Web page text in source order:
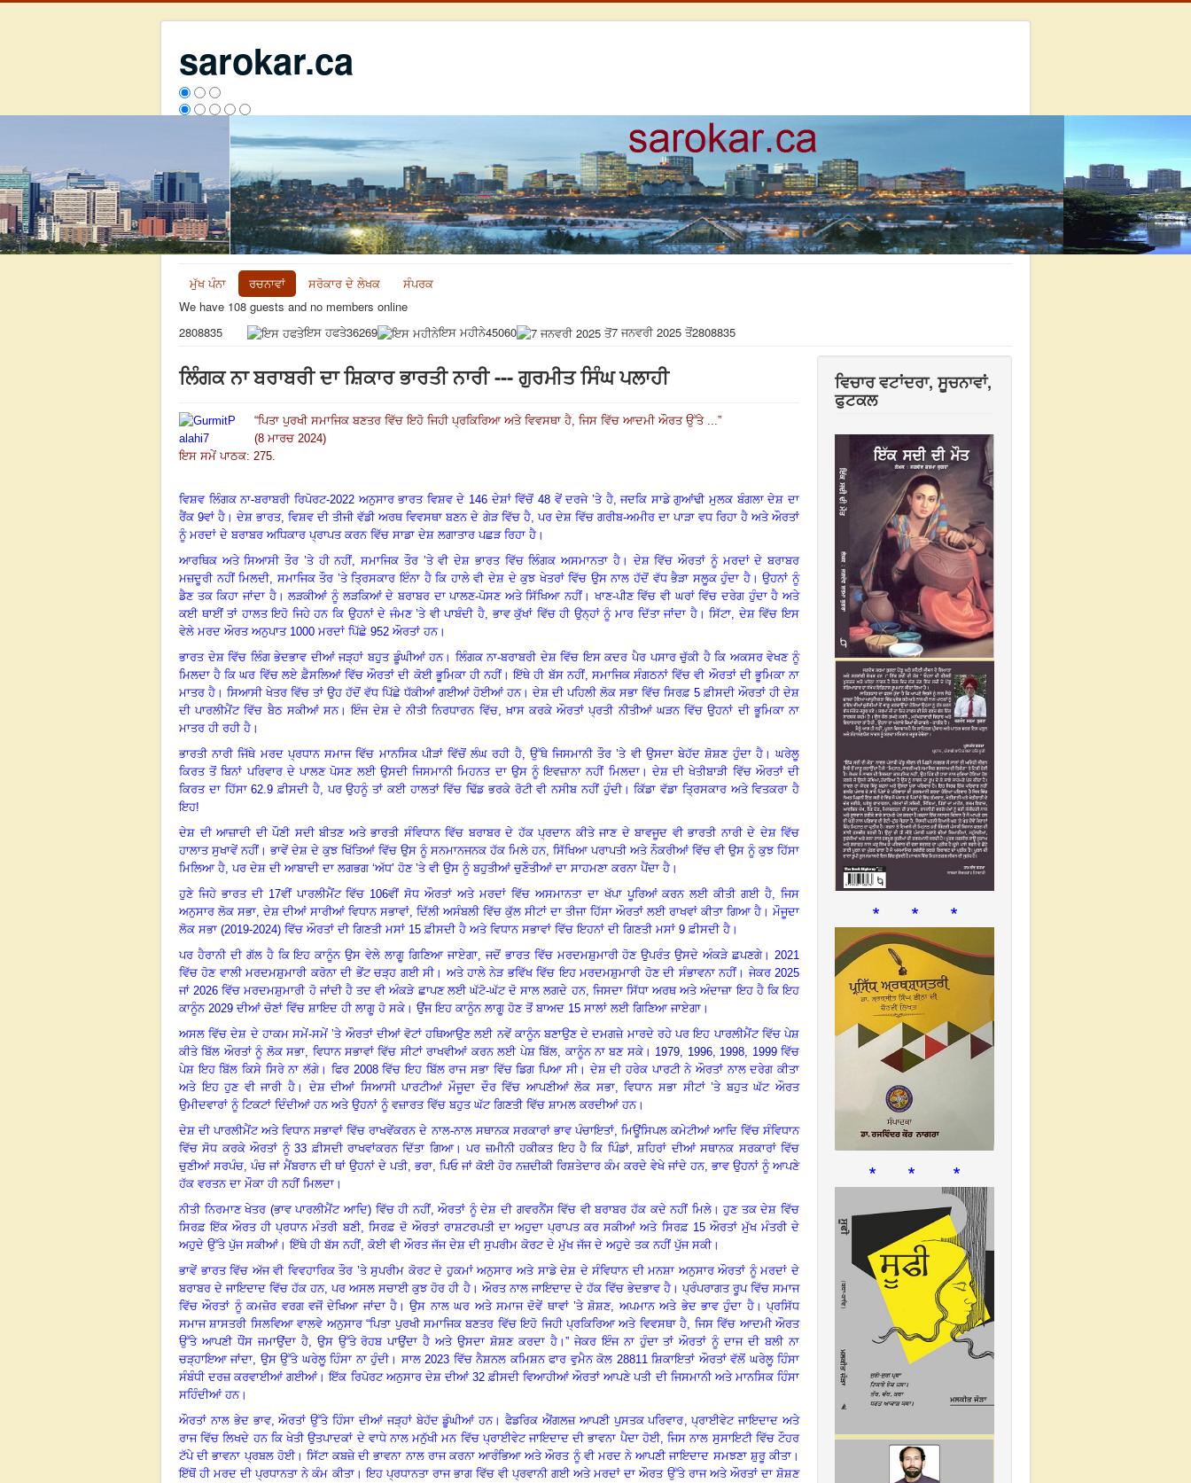
sarokar.ca
ਮੁੱਖ ਪੰਨਾ ਰਚਨਾਵਾਂ ਸਰੋਕਾਰ ਦੇ ਲੇਖਕ
ਸੰਪਰਕ
We have 108 guests and no members online
2808835
ਇਸ ਹਫਤੇ36269 ਇਸ ਮਹੀਨੇ45060 7 ਜਨਵਰੀ 2025 ਤੋਂ2808835
ਲਿੰਗਕ ਨਾ ਬਰਾਬਰੀ ਦਾ ਸ਼ਿਕਾਰ ਭਾਰਤੀ ਨਾਰੀ --- ਗੁਰਮੀਤ ਸਿੰਘ ਪਲਾਹੀ
“ਪਿਤਾ ਪੁਰਖੀ ਸਮਾਜਿਕ ਬਣਤਰ ਵਿੱਚ ਇਹੋ ਜਿਹੀ ਪ੍ਰਕਿਰਿਆ ਅਤੇ ਵਿਵਸਥਾ ਹੈ ਜਿਸ ਵਿੱਚ ਆਦਮੀ ਔਰਤ ਉੱਤੇ ... ”
(8 ਮਾਰਚ 2024)
ਇਸ ਸਮੇਂ ਪਾਠਕ: 275
ਵਿਸ਼ਵ ਲਿੰਗਕ ਨਾ-ਬਰਾਬਰੀ ਰਿਪੋਰਟ-2022 ਅਨੁਸਾਰ ਭਾਰਤ ਵਿਸ਼ਵ ਦੇ 146 ਦੇਸ਼ਾਂ ਵਿੱਚੋਂ 48 ਵੇਂ ਦਰਜੇ ’ਤੇ ਹੈ,ਜਦਕਿ ਸਾਡੇ ਗੁਆਂਢੀ ਮੁਲਕ ਬੰਗਲਾ ਦੇਸ਼ ਦਾ
ਰੈਂਕ 9ਵਾਂ ਹੈ ।ਦੇਸ਼ ਭਾਰਤ,ਵਿਸ਼ਵ ਦੀ ਤੀਜੀ ਵੱਡੀ ਅਰਥ ਵਿਵਸਥਾ ਬਣਨ ਦੇ ਗੇੜ ਵਿੱਚ ਹੈ, ਪਰ ਦੇਸ਼ ਵਿੱਚ ਗਰੀਬ-ਅਮੀਰ ਦਾ ਪਾੜਾ ਵਧ ਰਿਹਾ ਹੈ ਅਤੇ ਔਰਤਾਂ
ਨੂੰ ਮਰਦਾਂ ਦੇ ਬਰਾਬਰ ਅਧਿਕਾਰ ਪ੍ਰਾਪਤ ਕਰਨ ਵਿੱਚ ਸਾਡਾ ਦੇਸ਼ ਲਗਾਤਾਰ ਪਛੜ ਰਿਹਾ ਹੈ ।
ਆਰਥਿਕ ਅਤੇ ਸਿਆਸੀ ਤੌਰ ’ਤੇ ਹੀ ਨਹੀਂ,ਸਮਾਜਿਕ ਤੌਰ ’ਤੇ ਵੀ ਦੇਸ਼ ਭਾਰਤ ਵਿੱਚ ਲਿੰਗਕ ਅਸਮਾਨਤਾ ਹੈ। ਦੇਸ਼ ਵਿੱਚ ਔਰਤਾਂ ਨੂੰ ਮਰਦਾਂ ਦੇ ਬਰਾਬਰ
ਮਜ਼ਦੂਰੀ ਨਹੀਂ ਮਿਲਦੀ, ਸਮਾਜਿਕ ਤੌਰ ’ਤੇ ਤ੍ਰਿਸਕਾਰ ਇੰਨਾ ਹੈ ਕਿ ਹਾਲੇ ਵੀ ਦੇਸ਼ ਦੇ ਕੁਝ ਖੇਤਰਾਂ ਵਿੱਚ ਉਸ ਨਾਲ ਹੱਦੋਂ ਵੱਧ ਭੈੜਾ ਸਲੂਕ ਹੁੰਦਾ ਹੈ। ਉਹਨਾਂ ਨੂੰ
ਡੈਣ ਤਕ ਕਿਹਾ ਜਾਂਦਾ ਹੈ।ਲੜਕੀਆਂ ਨੂੰ ਲੜਕਿਆਂ ਦੇ ਬਰਾਬਰ ਦਾ ਪਾਲਣ-ਪੋਸਣ ਅਤੇ ਸਿੱਖਿਆ ਨਹੀਂ। ਖਾਣ-ਪੀਣ ਵਿੱਚ ਵੀ ਘਰਾਂ ਵਿੱਚ ਦਰੇਗ ਹੁੰਦਾ ਹੈ ਅਤੇ
ਕਈ ਥਾਈਂ ਤਾਂ ਹਾਲਤ ਇਹੋ ਜਿਹੇ ਹਨ ਕਿ ਉਹਨਾਂ ਦੇ ਜੰਮਣ ’ਤੇ ਵੀ ਪਾਬੰਦੀ ਹੈ ਭਾਵ ਕੁੱਖਾਂ ਵਿੱਚ ਹੀ ਉਨ੍ਹਾਂ ਨੂੰ ਮਾਰ ਦਿੱਤਾ ਜਾਂਦਾ ਹੈ।ਸਿੱਟਾ, ਦੇਸ਼ ਵਿੱਚ ਇਸ
ਵੇਲੇ ਮਰਦ ਔਰਤ ਅਨੁਪਾਤ 1000 ਮਰਦਾਂ ਪਿੱਛੇ 952 ਔਰਤਾਂ ਹਨ।
ਭਾਰਤ ਦੇਸ਼ ਵਿੱਚ ਲਿੰਗ ਭੇਦਭਾਵ ਦੀਆਂ ਜੜ੍ਹਾਂ ਬਹੁਤ ਡੂੰਘੀਆਂ ਹਨ। ਲਿੰਗਕ ਨਾ-ਬਰਾਬਰੀ ਦੇਸ਼ ਵਿੱਚ ਇਸ ਕਦਰ ਪੈਰ ਪਸਾਰ ਚੁੱਕੀ ਹੈ ਕਿ ਅਕਸਰ ਵੇਖਣ ਨੂੰ
ਮਿਲਦਾ ਹੈ ਕਿ ਘਰ ਵਿੱਚ ਲਏ ਫ਼ੈਸਲਿਆਂ ਵਿੱਚ ਔਰਤਾਂ ਦੀ ਕੋਈ ਭੂਮਿਕਾ ਹੀ ਨਹੀਂ। ਇੱਥੇ ਹੀ ਬੱਸ ਨਹੀਂ, ਸਮਾਜਿਕ ਸੰਗਠਨਾਂ ਵਿੱਚ ਵੀ ਔਰਤਾਂ ਦੀ ਭੂਮਿਕਾ ਨਾ
ਮਾਤਰ ਹੈ । ਸਿਆਸੀ ਖੇਤਰ ਵਿੱਚ ਤਾਂ ਉਹ ਹੱਦੋਂ ਵੱਧ ਪਿੱਛੇ ਧੱਕੀਆਂ ਗਈਆਂ ਹੋਈਆਂ ਹਨ। ਦੇਸ਼ ਦੀ ਪਹਿਲੀ ਲੋਕ ਸਭਾ ਵਿੱਚ ਸਿਰਫ਼ 5 ਫ਼ੀਸਦੀ ਔਰਤਾਂ ਹੀ ਦੇਸ਼
ਦੀ ਪਾਰਲੀਮੈਂਟ ਵਿੱਚ ਬੈਠ ਸਕੀਆਂ ਸਨ।ਇੰਜ ਦੇਸ਼ ਦੇ ਨੀਤੀ ਨਿਰਧਾਰਨ ਵਿੱਚ, ਖ਼ਾਸ ਕਰਕੇ ਔਰਤਾਂ ਪ੍ਰਤੀ ਨੀਤੀਆਂ ਘੜਨ ਵਿੱਚ ਉਹਨਾਂ ਦੀ ਭੂਮਿਕਾ ਨਾ
ਮਾਤਰ ਹੀ ਰਹੀ ਹੈ ।
ਭਾਰਤੀ ਨਾਰੀ ਜਿੱਥੇ ਮਰਦ ਪ੍ਰਧਾਨ ਸਮਾਜ ਵਿੱਚ ਮਾਨਸਿਕ ਪੀੜਾਂ ਵਿੱਚੋਂ ਲੰਘ ਰਹੀ ਹੈ, ਉੱਥੇ ਜਿਸਮਾਨੀ ਤੌਰ ’ਤੇ ਵੀ ਉਸਦਾ ਬੇਹੱਦ ਸ਼ੋਸ਼ਣ ਹੁੰਦਾ ਹੈ।ਘਰੇਲੂ
ਕਿਰਤ ਤੋਂ ਬਿਨਾਂ ਪਰਿਵਾਰ ਦੇ ਪਾਲਣ ਪੋਸਣ ਲਈ ਉਸਦੀ ਜਿਸਮਾਨੀ ਮਿਹਨਤ ਦਾ ਉਸ ਨੂੰ ਇਵਜ਼ਾਨਾ ਨਹੀਂ ਮਿਲਦਾ। ਦੇਸ਼ ਦੀ ਖੇਤੀਬਾੜੀ ਵਿੱਚ ਔਰਤਾਂ ਦੀ
ਕਿਰਤ ਦਾ ਹਿੱਸਾ 62.9 ਫ਼ੀਸਦੀ ਹੈ, ਪਰ ਉਹਨੂੰ ਤਾਂ ਕਈ ਹਾਲਤਾਂ ਵਿੱਚ ਢਿੱਡ ਭਰਕੇ ਰੋਟੀ ਵੀ ਨਸੀਬ ਨਹੀਂ ਹੁੰਦੀ।ਕਿੱਡਾ ਵੱਡਾ ਤ੍ਰਿਸਕਾਰ ਅਤੇ ਵਿਤਕਰਾ ਹੈ
ਇਹ!
ਦੇਸ਼ ਦੀ ਆਜ਼ਾਦੀ ਦੀ ਪੌਣੀ ਸਦੀ ਬੀਤਣ ਅਤੇ ਭਾਰਤੀ ਸੰਵਿਧਾਨ ਵਿੱਚ ਬਰਾਬਰ ਦੇ ਹੱਕ ਪ੍ਰਦਾਨ ਕੀਤੇ ਜਾਣ ਦੇ ਬਾਵਜੂਦ ਵੀ ਭਾਰਤੀ ਨਾਰੀ ਦੇ ਦੇਸ਼ ਵਿੱਚ
ਹਾਲਾਤ ਸੁਖਾਵੇਂ ਨਹੀਂ। ਭਾਵੇਂ ਦੇਸ਼ ਦੇ ਕੁਝ ਖਿੱਤਿਆਂ ਵਿੱਚ ਉਸ ਨੂੰ ਸਨਮਾਨਜਨਕ ਹੱਕ ਮਿਲੇ ਹਨ, ਸਿੱਖਿਆ ਪਰਾਪਤੀ ਅਤੇ ਨੌਕਰੀਆਂ ਵਿੱਚ ਵੀ ਉਸ ਨੂੰ ਕੁਝ ਹਿੱਸਾ
ਮਿਲਿਆ ਹੈ ਪਰ ਦੇਸ਼ ਦੀ ਆਬਾਦੀ ਦਾ ਲਗਭਗ ‘ਅੱਧ’ ਹੋਣ ’ਤੇ ਵੀ ਉਸ ਨੂੰ ਬਹੁਤੀਆਂ ਚੁਣੌਤੀਆਂ ਦਾ ਸਾਹਮਣਾ ਕਰਨਾ ਪੈਂਦਾ ਹੈ ।
ਹੁਣੇ ਜਿਹੇ ਭਾਰਤ ਦੀ 17ਵੀਂ ਪਾਰਲੀਮੈਂਟ ਵਿੱਚ 106ਵੀਂ ਸੋਧ ਔਰਤਾਂ ਅਤੇ ਮਰਦਾਂ ਵਿੱਚ ਅਸਮਾਨਤਾ ਦਾ ਖੱਪਾ ਪੂਰਿਆਂ ਕਰਨ ਲਈ ਕੀਤੀ ਗਈ ਹੈ ,ਜਿਸ
ਅਨੁਸਾਰ ਲੋਕ ਸਭਾ ਦੇਸ਼ ਦੀਆਂ ਸਾਰੀਆਂ ਵਿਧਾਨ ਸਭਾਵਾਂ ਦਿੱਲੀ ਅਸੰਬਲੀ ਵਿੱਚ ਕੁੱਲ ਸੀਟਾਂ ਦਾ ਤੀਜਾ ਹਿੱਸਾ ਔਰਤਾਂ ਲਈ ਰਾਖਵਾਂ ਕੀਤਾ ਗਿਆ ਹੈ । ਮੌਜੂਦਾ
ਲੋਕ ਸਭਾ (2019-2024) ਵਿੱਚ ਔਰਤਾਂ ਦੀ ਗਿਣਤੀ ਮਸਾਂ 15 ਫ਼ੀਸਦੀ ਹੈ ਅਤੇ ਵਿਧਾਨ ਸਭਾਵਾਂ ਵਿੱਚ ਇਹਨਾਂ ਦੀ ਗਿਣਤੀ ਮਸਾਂ 9 ਫ਼ੀਸਦੀ ਹੈ ।
ਪਰ ਹੈਰਾਨੀ ਦੀ ਗੱਲ ਹੈ ਕਿ ਇਹ ਕਾਨੂੰਨ ਉਸ ਵੇਲੇ ਲਾਗੂ ਗਿਣਿਆ ਜਾਏਗਾ, ਜਦੋਂ ਭਾਰਤ ਵਿੱਚ ਮਰਦਮਸ਼ੁਮਾਰੀ ਹੋਣ ਉਪਰੰਤ ਉਸਦੇ ਅੰਕੜੇ ਛਪਣਗੇ। 2021
ਵਿੱਚ ਹੋਣ ਵਾਲੀ ਮਰਦਮਸ਼ੁਮਾਰੀ ਕਰੋਨਾ ਦੀ ਭੇਂਟ ਚੜ੍ਹ ਗਈ ਸੀ। ਅਤੇ ਹਾਲੇ ਨੇੜ ਭਵਿੱਖ ਵਿੱਚ ਇਹ ਮਰਦਮਸ਼ੁਮਾਰੀ ਹੋਣ ਦੀ ਸੰਭਾਵਨਾ ਨਹੀਂ। ਜੇਕਰ 2025
ਜਾਂ 2026 ਵਿੱਚ ਮਰਦਮਸ਼ੁਮਾਰੀ ਹੋ ਜਾਂਦੀ ਹੈ ਤਦ ਵੀ ਅੰਕੜੇ ਛਾਪਣ ਲਈ ਘੱਟੋ-ਘੱਟ ਦੋ ਸਾਲ ਲਗਦੇ ਹਨ, ਜਿਸਦਾ ਸਿੱਧਾ ਅਰਥ ਅਤੇ ਅੰਦਾਜ਼ਾ ਇਹ ਹੈ ਕਿ ਇਹ
ਕਾਨੂੰਨ 2029 ਦੀਆਂ ਚੋਣਾਂ ਵਿੱਚ ਸ਼ਾਇਦ ਹੀ ਲਾਗੂ ਹੋ ਸਕੇ । ਉਂਜ ਇਹ ਕਾਨੂੰਨ ਲਾਗੂ ਹੋਣ ਤੋਂ ਬਾਅਦ 15 ਸਾਲਾਂ ਲਈ ਗਿਣਿਆ ਜਾਏਗਾ ।
ਅਸਲ ਵਿੱਚ ਦੇਸ਼ ਦੇ ਹਾਕਮ ਸਮੇਂ-ਸਮੇਂ ’ਤੇ ਔਰਤਾਂ ਦੀਆਂ ਵੋਟਾਂ ਹਥਿਆਉਣ ਲਈ ਨਵੇਂ ਕਾਨੂੰਨ ਬਣਾਉਣ ਦੇ ਦਮਗਜ਼ੇ ਮਾਰਦੇ ਰਹੇ ਪਰ ਇਹ ਪਾਰਲੀਮੈਂਟ ਵਿੱਚ ਪੇਸ਼
ਕੀਤੇ ਬਿੱਲ ਔਰਤਾਂ ਨੂੰ ਲੋਕ ਸਭਾ ਵਿਧਾਨ ਸਭਾਵਾਂ ਵਿੱਚ ਸੀਟਾਂ ਰਾਖਵੀਆਂ ਕਰਨ ਲਈ ਪੇਸ਼ ਬਿੱਲ ਕਾਨੂੰਨ ਨਾ ਬਣ ਸਕੇ। 1979 1996, 1998
1999 ਵਿੱਚ
ਪੇਸ਼ ਇਹ ਬਿੱਲ ਕਿਸੇ ਸਿਰੇ ਨਾ ਲੱਗੇ। ਫਿਰ 2008 ਵਿੱਚ ਇਹ ਬਿੱਲ ਰਾਜ ਸਭਾ ਵਿੱਚ ਡਿਗ ਪਿਆ ਸੀ। ਦੇਸ਼ ਦੀ ਹਰੇਕ ਪਾਰਟੀ ਨੇ ਔਰਤਾਂ ਨਾਲ ਦਰੇਗ ਕੀਤਾ
ਅਤੇ ਇਹ ਹੁਣ ਵੀ ਜਾਰੀ ਹੈ। ਦੇਸ਼ ਦੀਆਂ ਸਿਆਸੀ ਪਾਰਟੀਆਂ ਮੌਜੂਦਾ ਦੌਰ ਵਿੱਚ ਆਪਣੀਆਂ ਲੋਕ ਸਭਾ,ਵਿਧਾਨ ਸਭਾ ਸੀਟਾਂ ’ਤੇ ਬਹੁਤ ਘੱਟ ਔਰਤ
ਉਮੀਦਵਾਰਾਂ ਨੂੰ ਟਿਕਟਾਂ ਦਿੰਦੀਆਂ ਹਨ ਅਤੇ ਉਹਨਾਂ ਨੂੰ ਵਜ਼ਾਰਤ ਵਿੱਚ ਬਹੁਤ ਘੱਟ ਗਿਣਤੀ ਵਿੱਚ ਸ਼ਾਮਲ ਕਰਦੀਆਂ ਹਨ।
ਦੇਸ਼ ਦੀ ਪਾਰਲੀਮੈਂਟ ਅਤੇ ਵਿਧਾਨ ਸਭਾਵਾਂ ਵਿੱਚ ਰਾਖਵੇਂਕਰਨ ਦੇ ਨਾਲ-ਨਾਲ ਸਥਾਨਕ ਸਰਕਾਰਾਂ ਭਾਵ ਪੰਚਾਇਤਾਂ, ਮਿਊਂਸਿਪਲ ਕਮੇਟੀਆਂ ਆਦਿ ਵਿੱਚ ਸੰਵਿਧਾਨ
ਵਿੱਚ ਸੋਧ ਕਰਕੇ ਔਰਤਾਂ ਨੂੰ 33 ਫ਼ੀਸਦੀ ਰਾਖਵਾਂਕਰਨ ਦਿੱਤਾ ਗਿਆ।ਪਰ ਜ਼ਮੀਨੀ ਹਕੀਕਤ ਇਹ ਹੈ ਕਿ ਪਿੰਡਾਂ,ਸ਼ਹਿਰਾਂ ਦੀਆਂ ਸਥਾਨਕ ਸਰਕਾਰਾਂ ਵਿੱਚ
ਚੁਣੀਆਂ ਸਰਪੰਚ ਪੰਚ ਜਾਂ ਮੈਂਬਰਾਨ ਦੀ ਥਾਂ ਉਹਨਾਂ ਦੇ ਪਤੀ, ਭਰਾ ਪਿਓ ਜਾਂ ਕੋਈ ਹੋਰ ਨਜ਼ਦੀਕੀ ਰਿਸ਼ਤੇਦਾਰ ਕੰਮ ਕਰਦੇ ਵੇਖੇ ਜਾਂਦੇ ਹਨ, ਭਾਵ ਉਹਨਾਂ ਨੂੰ ਆਪਣੇ
ਹੱਕ ਵਰਤਨ ਦਾ ਮੌਕਾ ਹੀ ਨਹੀਂ ਮਿਲਦਾ ।
ਨੀਤੀ ਨਿਰਮਾਣ ਖੇਤਰ (ਭਾਵ ਪਾਰਲੀਮੈਂਟ ਆਦਿ) ਵਿੱਚ ਹੀ ਨਹੀਂ,ਔਰਤਾਂ ਨੂੰ ਦੇਸ਼ ਦੀ ਗਵਰਨੈਂਸ ਵਿੱਚ ਵੀ ਬਰਾਬਰ ਹੱਕ ਕਦੇ ਨਹੀਂ ਮਿਲੇ।ਹੁਣ ਤਕ ਦੇਸ਼ ਵਿੱਚ
ਸਿਰਫ਼ ਇੱਕ ਔਰਤ ਹੀ ਪ੍ਰਧਾਨ ਮੰਤਰੀ ਬਣੀ, ਸਿਰਫ਼ ਦੋ ਔਰਤਾਂ ਰਾਸ਼ਟਰਪਤੀ ਦਾ ਅਹੁਦਾ ਪ੍ਰਾਪਤ ਕਰ ਸਕੀਆਂ ਅਤੇ ਸਿਰਫ਼ 15 ਔਰਤਾਂ ਮੁੱਖ ਮੰਤਰੀ ਦੇ
ਅਹੁਦੇ ਉੱਤੇ ਪੁੱਜ ਸਕੀਆਂ। ਇੱਥੇ ਹੀ ਬੱਸ ਨਹੀਂ, ਕੋਈ ਵੀ ਔਰਤ ਜੱਜ ਦੇਸ਼ ਦੀ ਸੁਪਰੀਮ ਕੋਰਟ ਦੇ ਮੁੱਖ ਜੱਜ ਦੇ ਅਹੁਦੇ ਤਕ ਨਹੀਂ ਪੁੱਜ ਸਕੀ।
ਭਾਵੇਂ ਭਾਰਤ ਵਿੱਚ ਅੱਜ ਵੀ ਵਿਵਹਾਰਿਕ ਤੌਰ ’ਤੇ ਸੁਪਰੀਮ ਕੋਰਟ ਦੇ ਹੁਕਮਾਂ ਅਨੁਸਾਰ ਅਤੇ ਸਾਡੇ ਦੇਸ਼ ਦੇ ਸੰਵਿਧਾਨ ਦੀ ਮਨਸ਼ਾ ਅਨੁਸਾਰ ਔਰਤਾਂ ਨੂੰ ਮਰਦਾਂ ਦੇ
ਬਰਾਬਰ ਦੇ ਜਾਇਦਾਦ ਵਿੱਚ ਹੱਕ ਹਨ,ਪਰ ਅਸਲ ਸਚਾਈ ਕੁਝ ਹੋਰ ਹੀ ਹੈ। ਔਰਤ ਨਾਲ ਜਾਇਦਾਦ ਦੇ ਹੱਕ ਵਿੱਚ ਭੇਦਭਾਵ ਹੈ। ਪ੍ਰੰਪਰਾਗਤ ਰੂਪ ਵਿੱਚ ਸਮਾਜ
ਵਿੱਚ ਔਰਤਾਂ ਨੂੰ ਕਮਜ਼ੋਰ ਵਰਗ ਵਜੋਂ ਦੇਖਿਆ ਜਾਂਦਾ ਹੈ ।ਉਸ ਨਾਲ ਘਰ ਅਤੇ ਸਮਾਜ ਦੋਵੇਂ ਥਾਵਾਂ ’ਤੇ ਸ਼ੋਸ਼ਣ, ਅਪਮਾਨ ਅਤੇ ਭੇਦ ਭਾਵ ਹੁੰਦਾ ਹੈ। ਪ੍ਰਸਿੱਧ
ਸਮਾਜ ਸ਼ਾਸਤਰੀ ਸਿਲਵਿਆ ਵਾਲਵੇ ਅਨੁਸਾਰ “ਪਿਤਾ ਪੁਰਖੀ ਸਮਾਜਿਕ ਬਣਤਰ ਵਿੱਚ ਇਹੋ ਜਿਹੀ ਪ੍ਰਕਿਰਿਆ ਅਤੇ ਵਿਵਸਥਾ ਹੈ ਜਿਸ ਵਿੱਚ ਆਦਮੀ ਔਰਤ
ਉੱਤੇ ਆਪਣੀ ਧੌਂਸ ਜਮਾਉਂਦਾ ਹੈ, ਉਸ ਉੱਤੇ ਰੋਹਬ ਪਾਉਂਦਾ ਹੈ ਅਤੇ ਉਸਦਾ ਸ਼ੋਸ਼ਣ ਕਰਦਾ ਹੈ।” ਜੇਕਰ ਇੰਜ ਨਾ ਹੁੰਦਾ ਤਾਂ ਔਰਤਾਂ ਨੂੰ ਦਾਜ ਦੀ ਬਲੀ ਨਾ
ਚੜ੍ਹਾਇਆ ਜਾਂਦਾ ਉਸ ਉੱਤੇ ਘਰੇਲੂ ਹਿੰਸਾ ਨਾ ਹੁੰਦੀ। ਸਾਲ 2023 ਵਿੱਚ ਨੈਸ਼ਨਲ ਕਮਿਸ਼ਨ ਫਾਰ ਵੁਮੈਨ ਕੋਲ 28811 ਸ਼ਿਕਾਇਤਾਂ ਔਰਤਾਂ ਵੱਲੋਂ ਘਰੇਲੂ ਹਿੰਸਾ
ਸੰਬੰਧੀ ਦਰਜ਼ ਕਰਵਾਈਆਂ ਗਈਆਂ।ਇੱਕ ਰਿਪੋਰਟ ਅਨੁਸਾਰ ਦੇਸ਼ ਦੀਆਂ 32 ਫ਼ੀਸਦੀ ਵਿਆਹੀਆਂ ਔਰਤਾਂ ਆਪਣੇ ਪਤੀ ਦੀ ਜਿਸਮਾਨੀ ਅਤੇ ਮਾਨਸਿਕ ਹਿੰਸਾ
ਸਹਿੰਦੀਆਂ ਹਨ।
ਔਰਤਾਂ ਨਾਲ ਭੇਦ ਭਾਵ,ਔਰਤਾਂ ਉੱਤੇ ਹਿੰਸਾ ਦੀਆਂ ਜੜ੍ਹਾਂ ਬੇਹੱਦ ਡੂੰਘੀਆਂ ਹਨ।ਫੈਡਰਿਕ ਐਂਗਲਜ਼ ਆਪਣੀ ਪੁਸਤਕ ਪਰਿਵਾਰ,ਪ੍ਰਾਈਵੇਟ ਜਾਇਦਾਦ ਅਤੇ
ਰਾਜ ਵਿੱਚ ਲਿਖਦੇ ਹਨ ਕਿ ਖੇਤੀ ਉਤਪਾਦਕਾਂ ਦੇ ਵਾਧੇ ਨਾਲ ਮਨੁੱਖੀ ਮਨ ਵਿੱਚ ਪ੍ਰਾਈਵੇਟ ਜਾਇਦਾਦ ਦੀ ਭਾਵਨਾ ਪੈਦਾ ਹੋਈ,ਜਿਸ ਨਾਲ ਸੁਸਾਇਟੀ ਵਿੱਚ ਟੌਹਰ
ਟੱਪੇ ਦੀ ਭਾਵਨਾ ਪ੍ਰਬਲ ਹੋਈ। ਸਿੱਟਾ ਕਬਜ਼ੇ ਦੀ ਭਾਵਨਾ ਨਾਲ ਰਾਜ ਕਰਨਾ ਆਰੰਭਿਆ ਅਤੇ ਔਰਤ ਨੂੰ ਵੀ ਮਰਦ ਨੇ ਆਪਣੀ ਜਾਇਦਾਦ ਸਮਝਣਾ ਸ਼ੁਰੂ ਕੀਤਾ ।
ਇੱਥੋਂ ਹੀ ਮਰਦ ਦੀ ਪ੍ਰਧਾਨਤਾ ਨੇ ਕੰਮ ਕੀਤਾ।ਇਹ ਪ੍ਰਧਾਨਤਾ ਰਾਜ ਭਾਗ ਵਿੱਚ ਵੀ ਪ੍ਰਵਾਨੀ ਗਈ ਅਤੇ ਮਰਦਾਂ ਦਾ ਔਰਤ ਉੱਤੇ ਰਾਜ ਅਤੇ ਔਰਤਾਂ ਦਾ ਸ਼ੋਸ਼ਣ
ਵਿਚਾਰ ਵਟਾਂਦਰਾ, ਸੂਚਨਾਵਾਂ,
ਫੁਟਕਲ
* * *
* * *